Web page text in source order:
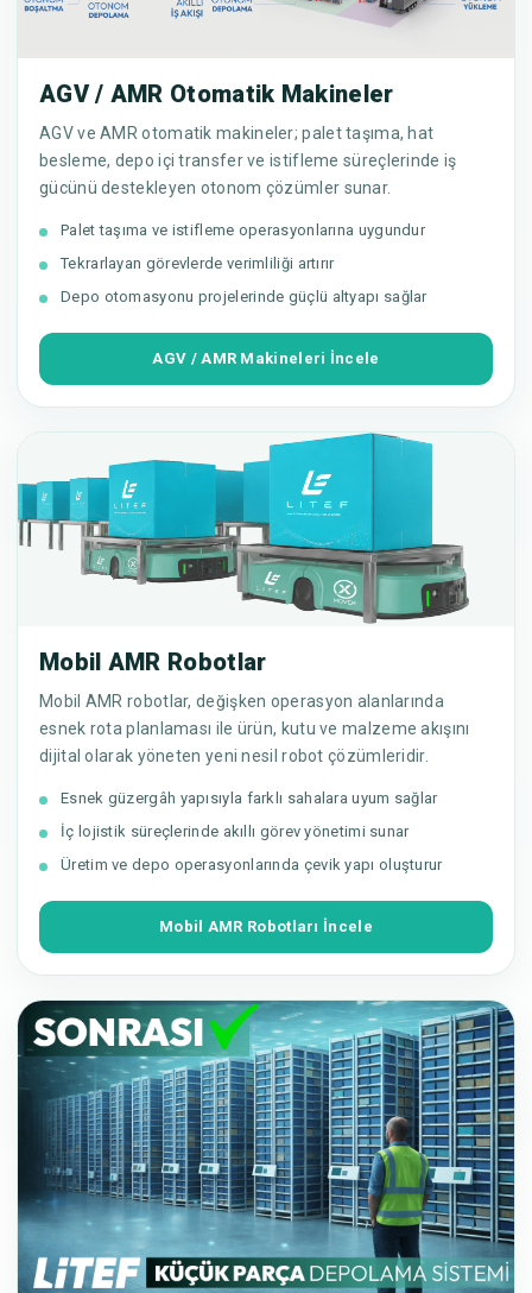
AGV / AMR Otomatik Makineler
AGV ve AMR otomatik makineler; palet taşıma, hat
besleme, depo içi transfer ve istifleme süreçlerinde iş
gücünü destekleyen otonom çözümler sunar.
Palet taşıma ve istifleme operasyonlarına uygundur
Tekrarlayan görevlerde verimliliği artırır
Depo otomasyonu projelerinde güçlü altyapı sağlar
AGV / AMR Makineleri İncele
Mobil AMR Robotlar
Mobil AMR robotlar, değişken operasyon alanlarında
esnek rota planlaması ile ürün, kutu ve malzeme akışını
dijital olarak yöneten yeni nesil robot çözümleridir.
Esnek güzergâh yapısıyla farklı sahalara uyum sağlar
İç lojistik süreçlerinde akıllı görev yönetimi sunar
Üretim ve depo operasyonlarında çevik yapı oluşturur
Mobil AMR Robotları İncele